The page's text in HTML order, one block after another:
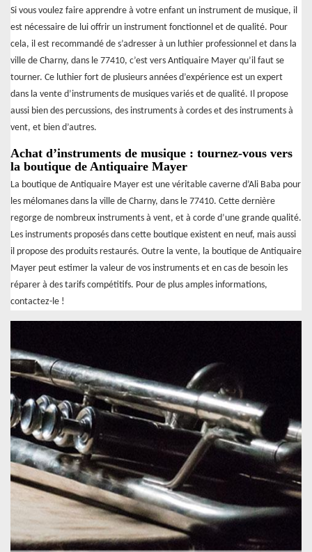
Si vous voulez faire apprendre à votre enfant un instrument de musique, il
est nécessaire de lui offrir un instrument fonctionnel et de qualité. Pour
cela, il est recommandé de s’adresser à un luthier professionnel et dans la
ville de Charny, dans le 77410, c’est vers Antiquaire Mayer qu’il faut se
tourner. Ce luthier fort de plusieurs années d’expérience est un expert
dans la vente d’instruments de musiques variés et de qualité. Il propose
aussi bien des percussions, des instruments à cordes et des instruments à
vent, et bien d’autres.
Achat d’instruments de musique : tournez-vous vers
la boutique de Antiquaire Mayer
La boutique de Antiquaire Mayer est une véritable caverne d’Ali Baba pour
les mélomanes dans la ville de Charny, dans le 77410. Cette dernière
regorge de nombreux instruments à vent, et à corde d’une grande qualité.
Les instruments proposés dans cette boutique existent en neuf, mais aussi
il propose des produits restaurés. Outre la vente, la boutique de Antiquaire
Mayer peut estimer la valeur de vos instruments et en cas de besoin les
réparer à des tarifs compétitifs. Pour de plus amples informations,
contactez-le !